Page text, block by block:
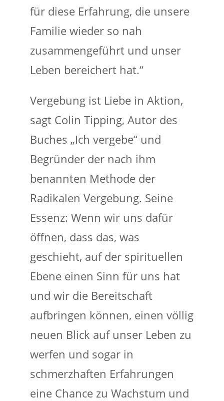
für diese Erfahrung, die unsere
Familie wieder so nah
zusammengeführt und unser
Leben bereichert hat.“
Vergebung ist Liebe in Aktion,
sagt Colin Tipping, Autor des
Buches „Ich vergebe“ und
Begründer der nach ihm
benannten Methode der
Radikalen Vergebung. Seine
Essenz: Wenn wir uns dafür
öffnen, dass das, was
geschieht, auf der spirituellen
Ebene einen Sinn für uns hat
und wir die Bereitschaft
aufbringen können, einen völlig
neuen Blick auf unser Leben zu
werfen und sogar in
schmerzhaften Erfahrungen
eine Chance zu Wachstum und